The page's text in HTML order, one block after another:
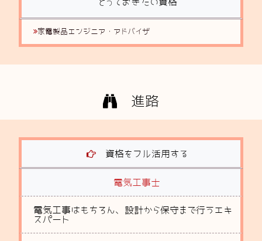
とっておきたい資格
家電製品エンジニア・アドバイザ
進路
資格をフル活用する
電気工事士
電気工事はもちろん、設計から保守まで行うエキ
スパート